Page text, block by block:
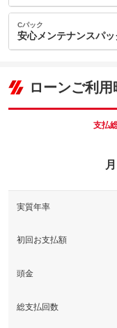
車両本体価
119.8万円
こ
内：オプシ
ョン価格
(税込)
車両本体価
付きにくい
Ｋ！施工証
備考
Cパック
安心メンテナンスパッ
車両本体価
119.8
なお車を安
備考
ローンご利用
支払
実質年率
初回お支払額
頭金
総支払回数